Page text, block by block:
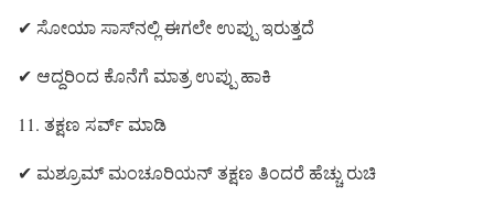
✔ ಸೋಯಾ ಸಾಸ್‌ನಲ್ಲಿ ಈಗಲೇ ಉಪ್ಪು ಇರುತ್ತದೆ
✔ ಆದ್ದರಿಂದ ಕೊನೆಗೆ ಮಾತ್ರ ಉಪ್ಪು ಹಾಕಿ
11. ತಕ್ಷಣ ಸರ್ವ್ ಮಾಡಿ
✔ ಮಶ್ರೂಮ್ ಮಂಚೂರಿಯನ್ ತಕ್ಷಣ ತಿಂದರೆ ಹೆಚ್ಚು ರುಚಿ